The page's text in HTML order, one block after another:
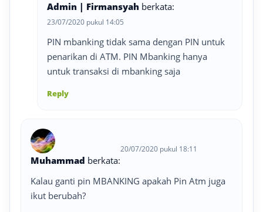
Admin | Firmansyah berkata:
23/07/2020 pukul 14:05
PIN mbanking tidak sama dengan PIN untuk
penarikan di ATM. PIN Mbanking hanya
untuk transaksi di mbanking saja
Reply
Muhammad berkata:
20/07/2020 pukul 18:11
Kalau ganti pin MBANKING apakah Pin Atm juga
ikut berubah?